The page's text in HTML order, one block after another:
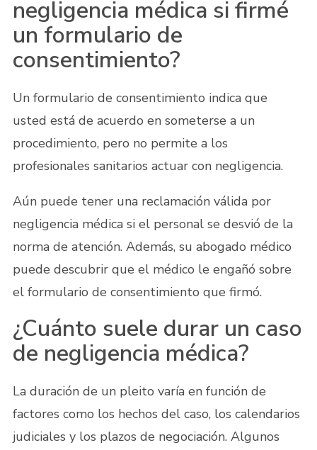
negligencia médica si firmé
un formulario de
consentimiento?
Un formulario de consentimiento indica que
usted está de acuerdo en someterse a un
procedimiento, pero no permite a los
profesionales sanitarios actuar con negligencia.
Aún puede tener una reclamación válida por
negligencia médica si el personal se desvió de la
norma de atención. Además, su abogado médico
puede descubrir que el médico le engañó sobre
el formulario de consentimiento que firmó.
¿Cuánto suele durar un caso
de negligencia médica?
La duración de un pleito varía en función de
factores como los hechos del caso, los calendarios
judiciales y los plazos de negociación. Algunos